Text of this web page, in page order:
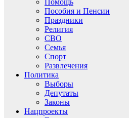
Помощь
Пособия и Пенсии
Праздники
Религия
СВО
Семья
Спорт
Развлечения
Политика
Выборы
Депутаты
Законы
Нацпроекты